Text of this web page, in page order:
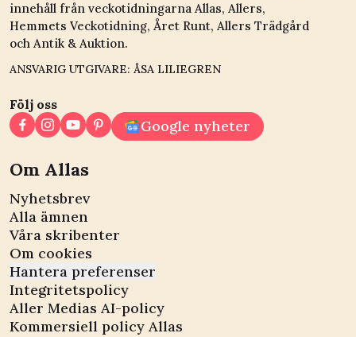
innehåll från veckotidningarna Allas, Allers,
Hemmets Veckotidning, Året Runt, Allers Trädgård
och Antik & Auktion.
ANSVARIG UTGIVARE: ÅSA LILIEGREN
Följ oss
Google nyheter
Om Allas
Nyhetsbrev
Alla ämnen
Våra skribenter
Om cookies
Hantera preferenser
Integritetspolicy
Aller Medias AI-policy
Kommersiell policy Allas